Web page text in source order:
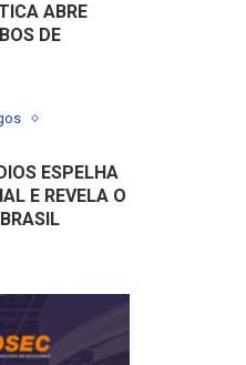
ABRE
DE
ESPELHA
E REVELA O